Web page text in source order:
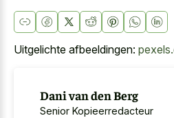
Uitgelichte afbeeldingen:
Dani van den Berg
Senior Kopieerredacteur